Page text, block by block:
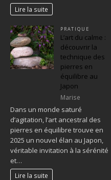
Lire la suite
PRATIQUE
L’art du calme :
découvrir la
technique des
pierres en
équilibre au
Japon
Marise
Dans un monde saturé
d’agitation, l’art ancestral des
pierres en équilibre trouve en
2025 un nouvel élan au Japon,
véritable invitation à la sérénité
et…
Lire la suite